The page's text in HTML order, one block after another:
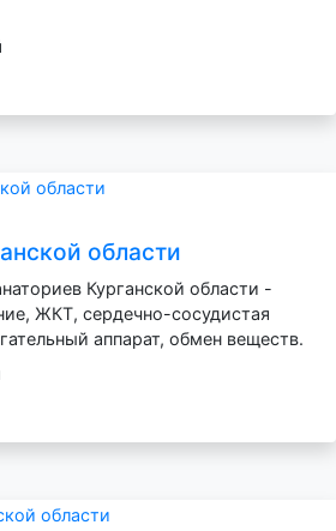
области
Курганской области -
ЖКТ, сердечно-сосудистая
аппарат, обмен веществ.